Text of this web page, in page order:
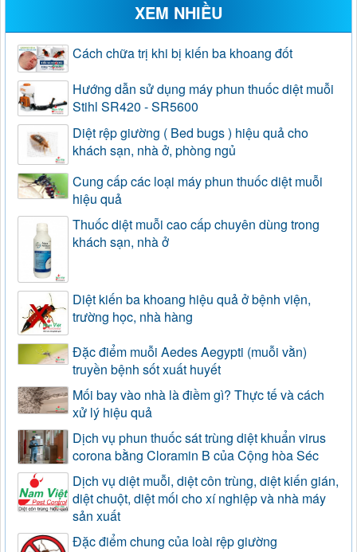
XEM NHIỀU
Cách chữa trị khi bị kiến ba khoang đốt
Hướng dẫn sử dụng máy phun thuốc diệt muỗi
Stihl SR420 - SR5600
Diệt rệp giường ( Bed bugs ) hiệu quả cho
khách sạn, nhà ở, phòng ngủ
Cung cấp các loại máy phun thuốc diệt muỗi
hiệu quả
Thuốc diệt muỗi cao cấp chuyên dùng trong
khách sạn, nhà ở
Diệt kiến ba khoang hiệu quả ở bệnh viện,
trường học, nhà hàng
Đặc điểm muỗi Aedes Aegypti (muỗi vằn)
truyền bệnh sốt xuất huyết
Mối bay vào nhà là điềm gì? Thực tế và cách
xử lý hiệu quả
Dịch vụ phun thuốc sát trùng diệt khuẩn virus
corona bằng Cloramin B của Cộng hòa Séc
Dịch vụ diệt muỗi, diệt côn trùng, diệt kiến gián,
diệt chuột, diệt mối cho xí nghiệp và nhà máy
sản xuất
Đặc điểm chung của loài rệp giường